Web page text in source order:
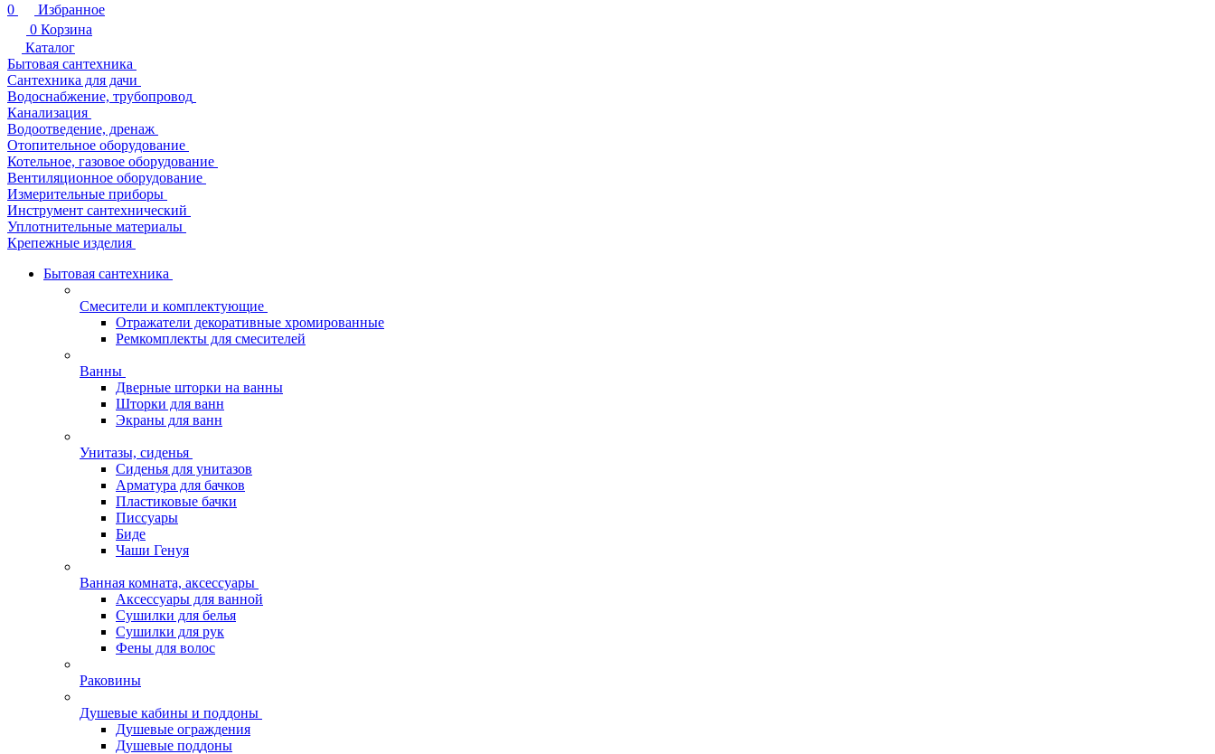
0
Избранное
0 Корзина
Каталог
Бытовая сантехника
Сантехника для дачи
Водоснабжение, трубопровод
Канализация
Водоотведение, дренаж
Отопительное оборудование
Котельное, газовое оборудование
Вентиляционное оборудование
Измерительные приборы
Инструмент сантехнический
Уплотнительные материалы
Крепежные изделия
Бытовая сантехника
Смесители и комплектующие
Отражатели декоративные хромированные
Ремкомплекты для смесителей
Ванны
Дверные шторки на ванны
Шторки для ванн
Экраны для ванн
Унитазы, сиденья
Сиденья для унитазов
Арматура для бачков
Пластиковые бачки
Писсуары
Биде
Чаши Генуя
Ванная комната, аксессуары
Аксессуары для ванной
Сушилки для белья
Сушилки для рук
Фены для волос
Раковины
Душевые кабины и поддоны
Душевые ограждения
Душевые поддоны